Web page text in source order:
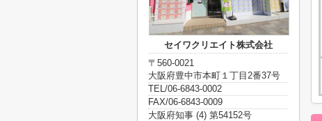
セイワクリエイト株式会社
〒560-0021
大阪府豊中市本町１丁目2番37号
TEL/06-6843-0002
FAX/06-6843-0009
大阪府知事 (4) 第54152号